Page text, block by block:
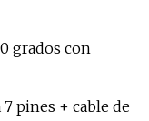
grados con
7 pines + cable de